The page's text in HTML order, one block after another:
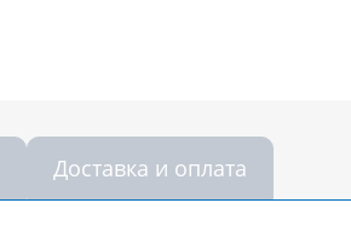
Доставка и оплата